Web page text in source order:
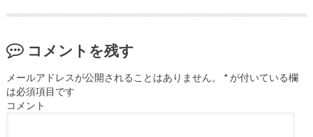
コメントを残す
メールアドレスが公開されることはありません。 *が付いている欄
は必須項目です
コメント